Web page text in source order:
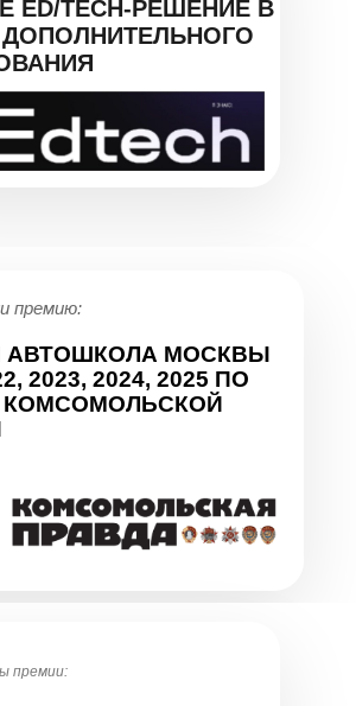
ED/TECH-РЕШЕНИЕ В
премию:
АВТОШКОЛА МОСКВЫ
2023, 2024, 2025 ПО
КОМСОМОЛЬСКОЙ
премии: